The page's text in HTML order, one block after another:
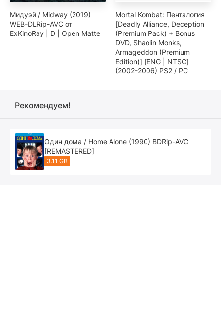
Мидуэй / Midway (2019)
WEB-DLRip-AVC от
ExKinoRay | D | Open Matte
Mortal Kombat: Пенталогия
[Deadly Alliance, Deception
(Premium Pack) + Bonus
DVD, Shaolin Monks,
Armageddon (Premium
Edition)] [ENG | NTSC]
(2002-2006) PS2 / PC
Рекомендуем!
Один дома / Home Alone (1990) BDRip-AVC
[REMASTERED]
3.11 GB